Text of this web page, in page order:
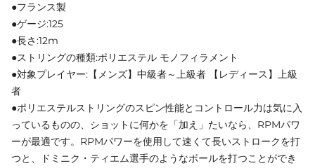
●フランス製
●ゲージ:125
●長さ:12m
●ストリングの種類:ポリエステル モノフィラメント
●対象プレイヤー:【メンズ】中級者～上級者 【レディース】上級
者
●ポリエステルストリングのスピン性能とコントロール力は気に入
っているものの、ショットに何かを「加え」たいなら、RPMパワ
ーが最適です。RPMパワーを使用して速くて長いストロークを打
つと、ドミニク・ティエム選手のようなボールを打つことができ